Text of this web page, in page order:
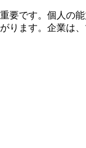
要です。個人の
ります。企業は